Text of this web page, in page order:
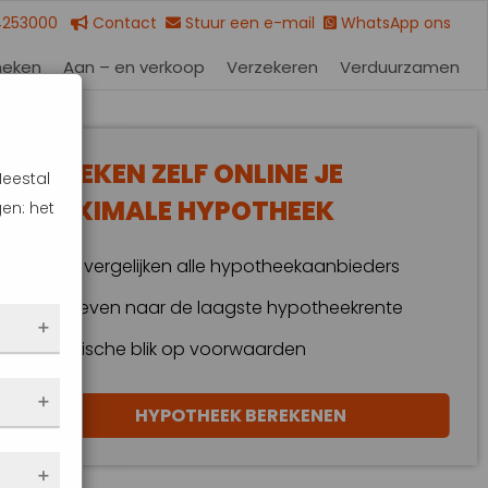
Contact Stuur een e-mail WhatsApp ons
Aan – en verkoop Verzekeren Verduurzamen
BEREKEN ZELF ONLINE JE
MAXIMALE HYPOTHEEK
Wij vergelijken alle hypotheekaanbieders
Streven naar de laagste hypotheekrente
Kritische blik op voorwaarden
HYPOTHEEK BEREKENEN
het